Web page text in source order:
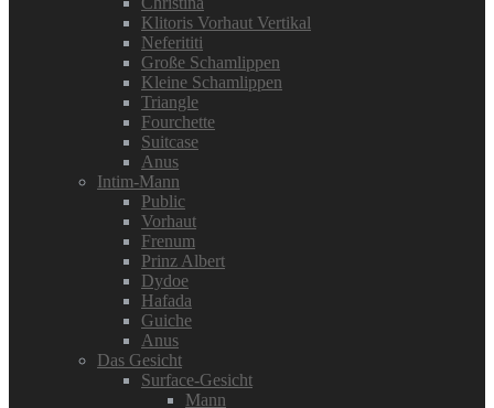
Klitoris Vorhaut Vertikal
Neferititi
Große Schamlippen
Kleine Schamlippen
Triangle
Fourchette
Suitcase
Anus
Intim-Mann
Public
Vorhaut
Frenum
Prinz Albert
Dydoe
Hafada
Guiche
Anus
Das Gesicht
Surface-Gesicht
Mann